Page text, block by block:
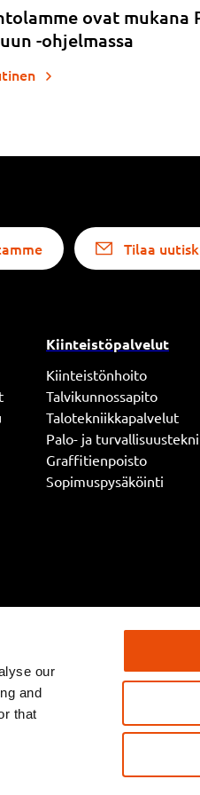
our
and
that
ovat mukana
-ohjelmassa
Tilaa
Kiinteistöpalvelut
Kiinteistönhoito
Talvikunnossapito
Talotekniikkapalvelut
Palo- ja
Graffitienpoisto
Sopimuspysäköinti